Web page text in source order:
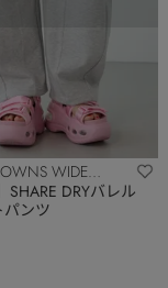
WIDE
SHARE DRYバレル
ンツ